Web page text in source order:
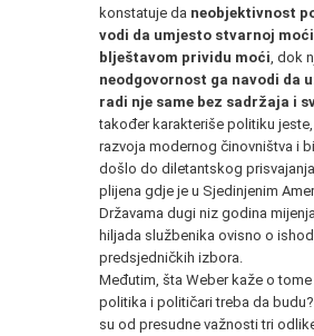
konstatuje da neobjektivnost
vodi da umjesto stvarnoj
blještavom prividu moći , dok
neodgovornost ga navodi da
radi nje same bez sadržaja i
također karakteriše politiku
razvoja modernog činovništva i
došlo do diletantskog
plijena gdje je u Sjedinjenim
Državama dugi niz godina
hiljada službenika ovisno o
predsjedničkih izbora.
Međutim, šta Weber kaže o tome
politika i političari treba da
su od presudne važnosti tri